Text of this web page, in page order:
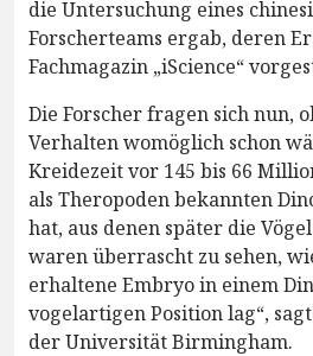
die Untersuchung eines
Forscherteams ergab, deren
Fachmagazin „iScience“
Die Forscher fragen sich nun,
Verhalten womöglich schon
Kreidezeit vor 145 bis 66
als Theropoden bekannten
hat, aus denen später die
waren überrascht zu sehen,
erhaltene Embryo in einem
vogelartigen Position lag“,
der Universität Birmingham.